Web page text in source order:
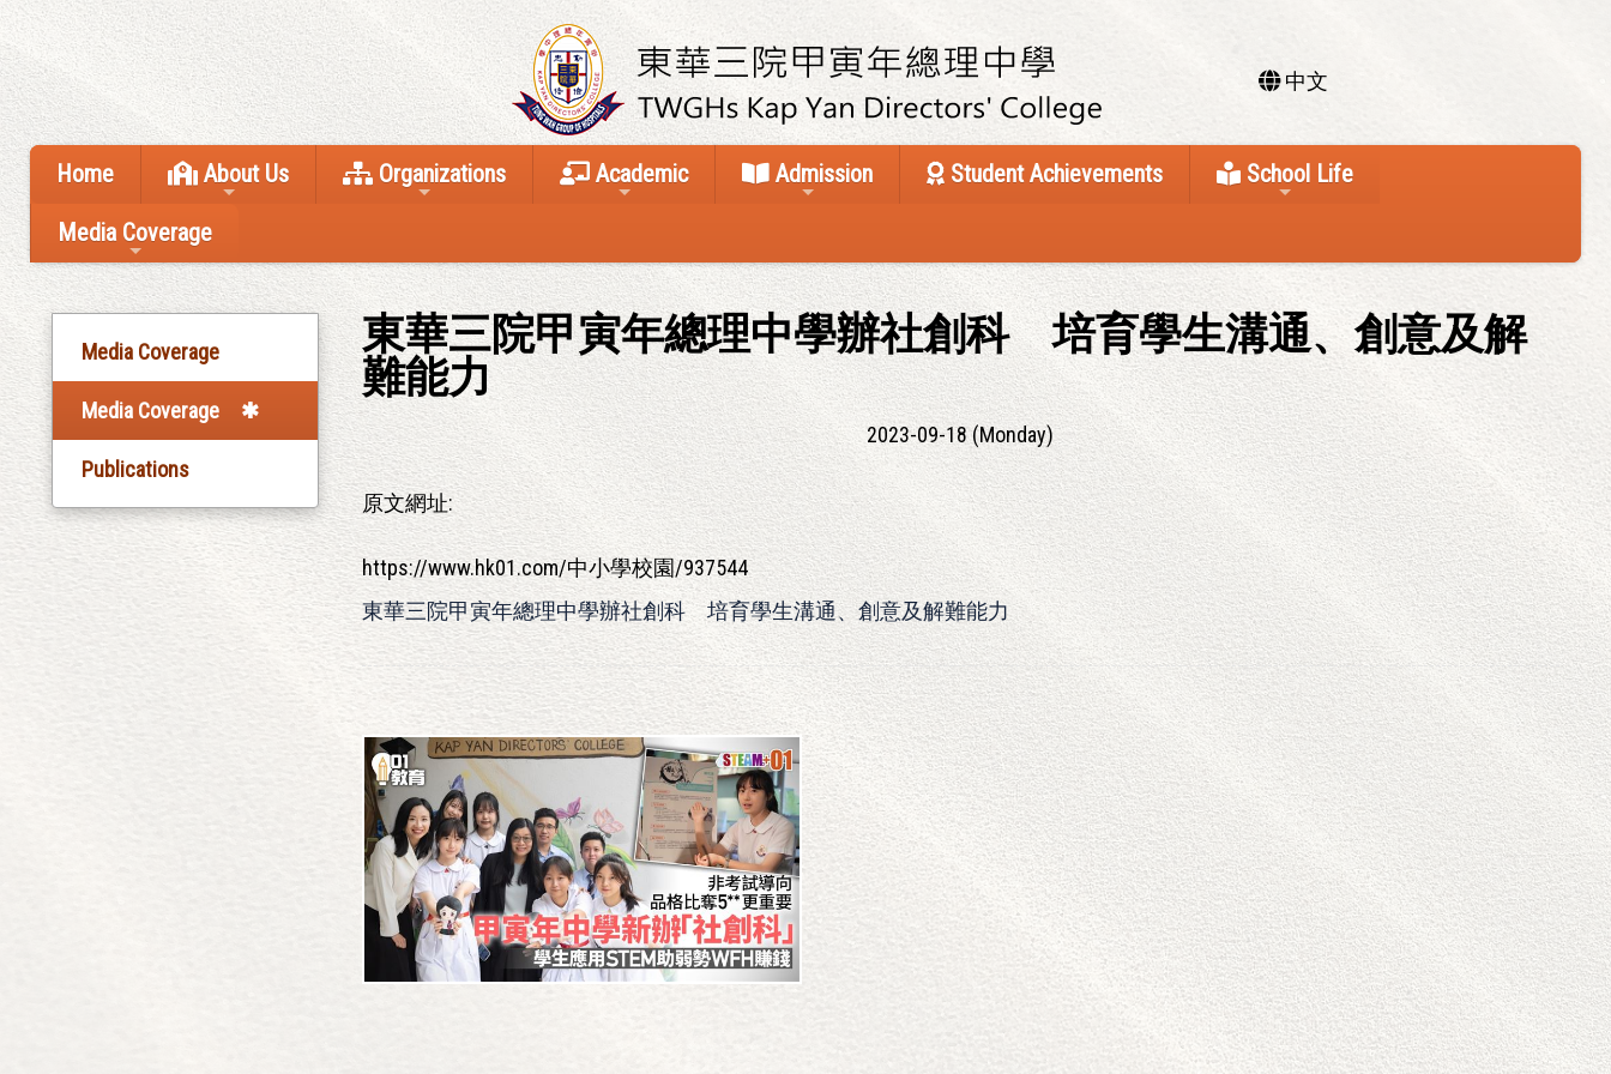
中文
Home About Us Organizations Academic Admission Student Achievements School Life
Media Coverage
Media Coverage
Media Coverage
Publications
東華三院甲寅年總理中學辦社創科 培育學生溝通、創意及解
難能力
2023-09-18 (Monday)
原文網址:
https://www.hk01.com/中小學校園/937544
東華三院甲寅年總理中學辦社創科 培育學生溝通、創意及解難能力